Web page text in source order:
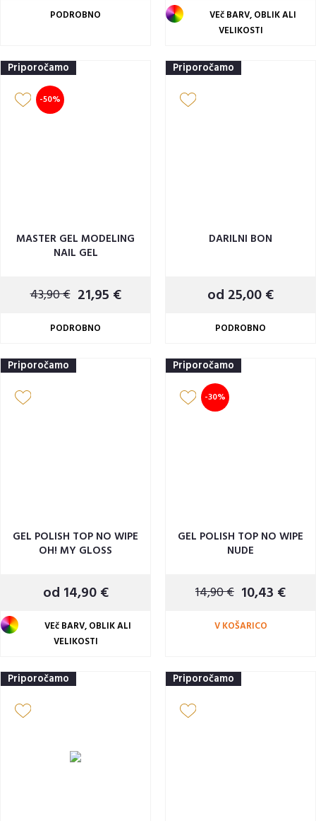
PODROBNO
VEč BARV, OBLIK ALI
VELIKOSTI
-50%
Priporočamo
MASTER GEL MODELING
NAIL GEL
43,90 € 21,95 €
PODROBNO
Priporočamo
DARILNI BON
od 25,00 €
PODROBNO
Priporočamo
GEL POLISH TOP NO WIPE
OH! MY GLOSS
od 14,90 €
VEč BARV, OBLIK ALI
VELIKOSTI
-30%
Priporočamo
GEL POLISH TOP NO WIPE
NUDE
14,90 € 10,43 €
V KOŠARICO
Priporočamo Priporočamo